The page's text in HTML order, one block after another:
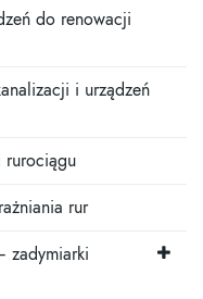
do renowacji
i urządzeń
rurociągu
rur
zadymiarki